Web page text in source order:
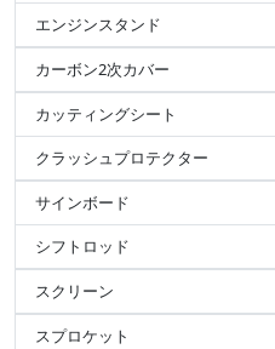
エンジンスタンド
カーボン2次カバー
カッティングシート
クラッシュプロテクター
サインボード
シフトロッド
スクリーン
スプロケット